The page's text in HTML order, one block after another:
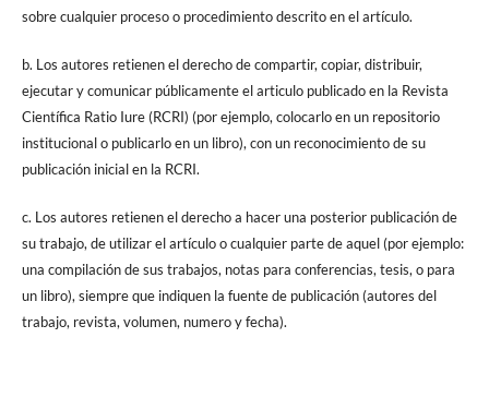
sobre cualquier proceso o procedimiento descrito en el artículo.
b. Los autores retienen el derecho de compartir, copiar, distribuir,
ejecutar y comunicar públicamente el articulo publicado en la Revista
Científica Ratio Iure (RCRI) (por ejemplo, colocarlo en un repositorio
institucional o publicarlo en un libro), con un reconocimiento de su
publicación inicial en la RCRI.
c. Los autores retienen el derecho a hacer una posterior publicación de
su trabajo, de utilizar el artículo o cualquier parte de aquel (por ejemplo:
una compilación de sus trabajos, notas para conferencias, tesis, o para
un libro), siempre que indiquen la fuente de publicación (autores del
trabajo, revista, volumen, numero y fecha).